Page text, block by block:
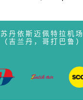
苏丹依斯迈佩特拉机场
(吉兰丹，哥打巴鲁)